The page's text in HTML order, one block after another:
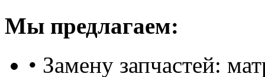
Мы предлагаем:
• Замену запчастей: